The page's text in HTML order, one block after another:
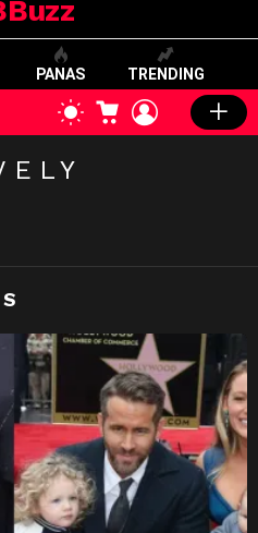
PANAS TRENDING
SWITCH
SKIN
CART LOGIN